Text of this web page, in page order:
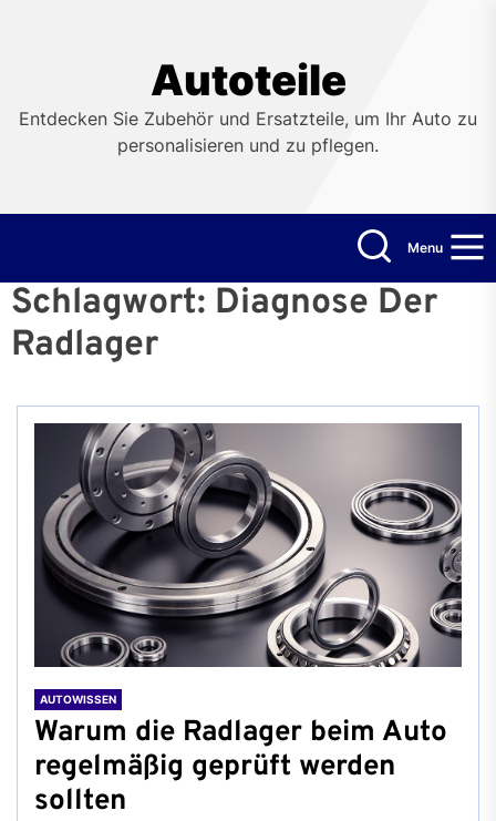
Autoteile
Entdecken Sie Zubehör und Ersatzteile, um Ihr Auto zu
personalisieren und zu pflegen.
Menu
Schlagwort: Diagnose Der
Radlager
AUTOWISSEN
Warum die Radlager beim Auto
regelmäßig geprüft werden
sollten